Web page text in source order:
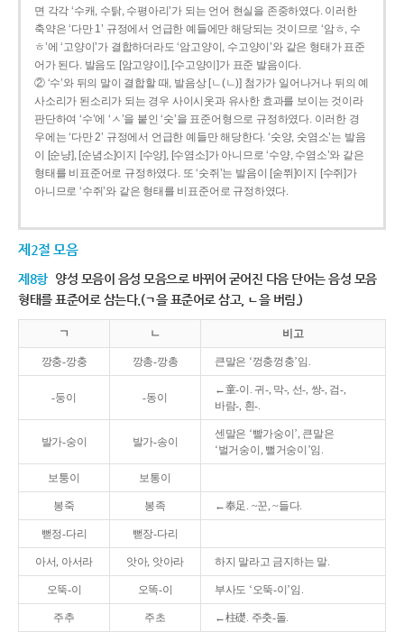
면 각각 ‘수캐, 수탉, 수평아리’가 되는 언어 현실을 존중하였다. 이러한
축약은 ‘다만 1’ 규정에서 언급한 예들에만 해당되는 것이므로 ‘암ㅎ, 수
ㅎ’에 ‘고양이’가 결합하더라도 ‘암고양이, 수고양이’와 같은 형태가 표준
어가 된다. 발음도 [암고양이], [수고양이]가 표준 발음이다.
② ‘수’와 뒤의 말이 결합할 때, 발음상 [ㄴ(ㄴ)] 첨가가 일어나거나 뒤의 예
사소리가 된소리가 되는 경우 사이시옷과 유사한 효과를 보이는 것이라
판단하여 ‘수’에 ‘ㅅ’을 붙인 ‘숫’을 표준어형으로 규정하였다. 이러한 경
우에는 ‘다만 2’ 규정에서 언급한 예들만 해당한다. ‘숫양, 숫염소’는 발음
이 [순냥], [순념소]이지 [수양], [수염소]가 아니므로 ‘수양, 수염소’와 같은
형태를 비표준어로 규정하였다. 또 ‘숫쥐’는 발음이 [숟쮜]이지 [수쥐]가
아니므로 ‘수쥐’와 같은 형태를 비표준어로 규정하였다.
제2절 모음
제8항 양성 모음이 음성 모음으로 바뀌어 굳어진 다음 단어는 음성 모음
형태를 표준어로 삼는다.(ㄱ을 표준어로 삼고, ㄴ을 버림.)
ㄱ ㄴ 비고
깡충-깡충 깡총-깡총 큰말은 ‘껑충껑충’임.
-둥이 -동이
←童-이. 귀-, 막-, 선-, 쌍-, 검-,
바람-, 흰-.
발가-숭이 발가-송이
센말은 ‘빨가숭이’, 큰말은
‘벌거숭이, 뻘거숭이’임.
보퉁이 보통이
봉죽 봉족 ←奉足. ~꾼, ~들다.
뻗정-다리 뻗장-다리
아서, 아서라 앗아, 앗아라 하지 말라고 금지하는 말.
오뚝-이 오똑-이 부사도 ‘오뚝-이’임.
주추 주초 ←柱礎. 주춧-돌.